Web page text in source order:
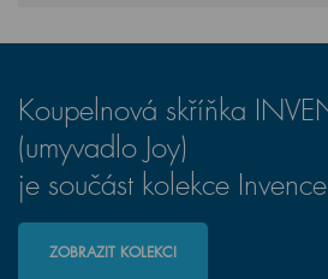
Koupelnová skříňka
(umyvadlo Joy)
je součást kolekce Invence
ZOBRAZIT KOLEKCI